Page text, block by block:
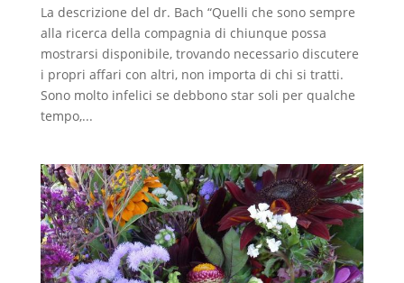
La descrizione del dr. Bach “Quelli che sono sempre
alla ricerca della compagnia di chiunque possa
mostrarsi disponibile, trovando necessario discutere
i propri affari con altri, non importa di chi si tratti.
Sono molto infelici se debbono star soli per qualche
tempo,...